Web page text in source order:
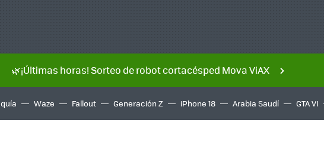
🌿¡Últimas horas! Sorteo de robot cortacésped Mova ViAX
Waze Fallout Generación Z iPhone 18 Arabia Saudí GTA VI